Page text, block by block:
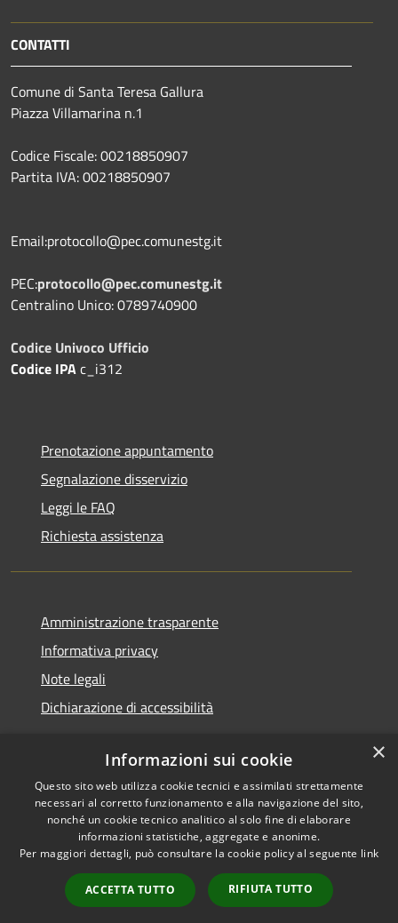
CONTATTI
Comune di Santa Teresa Gallura
Piazza Villamarina n.1
Codice Fiscale: 00218850907
Partita IVA: 00218850907
Email:protocollo@pec.comunestg.it
PEC:protocollo@pec.comunestg.it
Centralino Unico: 0789740900
Codice Univoco Ufficio
Codice IPAc_i312
Prenotazione appuntamento
Segnalazione disservizio
Leggi le FAQ
Richiesta assistenza
Amministrazione trasparente
Informativa privacy
Note legali
Dichiarazione di accessibilità
RSS
Accessibilità
Cookie
Mappa del sito
WebMail
Copyright © 2026 • Comune di
Santa Teresa Gallura •
Powered byMunicipium
Accesso redazione
×
Informazioni sui cookie
Questo sito web utilizza cookie tecnici e assimilati strettamente
necessari al corretto funzionamento e alla navigazione del sito,
nonché un cookie tecnico analitico al solo fine di elaborare
informazioni statistiche, aggregate e anonime.
Per maggiori dettagli, può consultare la cookie policy al seguente link
ACCETTA TUTTO RIFIUTA TUTTO